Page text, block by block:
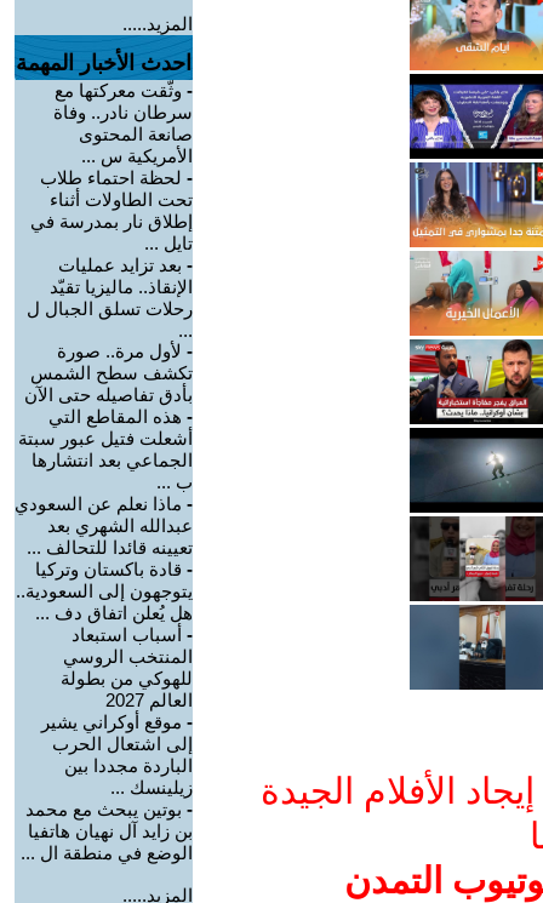
الأفلام الجيدة
التمدن
المزيد.....
احدث الأخبار المهمة
- وثّقت معركتها مع
سرطان نادر.. وفاة
صانعة المحتوى
الأمريكية س ...
- لحظة احتماء طلاب
تحت الطاولات أثناء
إطلاق نار بمدرسة في
تايل ...
- بعد تزايد عمليات
الإنقاذ.. ماليزيا تقيّد
رحلات تسلق الجبال ل
...
- لأول مرة.. صورة
تكشف سطح الشمس
بأدق تفاصيله حتى الآن
- هذه المقاطع التي
أشعلت فتيل عبور سبتة
الجماعي بعد انتشارها
ب ...
- ماذا نعلم عن السعودي
عبدالله الشهري بعد
تعيينه قائدا للتحالف ...
- قادة باكستان وتركيا
يتوجهون إلى السعودية..
هل يُعلن اتفاق دف ...
- أسباب استبعاد
المنتخب الروسي
للهوكي من بطولة
العالم 2027
- موقع أوكراني يشير
إلى اشتعال الحرب
الباردة مجددا بين
زيلينسك ...
- بوتين يبحث مع محمد
بن زايد آل نهيان هاتفيا
الوضع في منطقة ال ...
المزيد.....